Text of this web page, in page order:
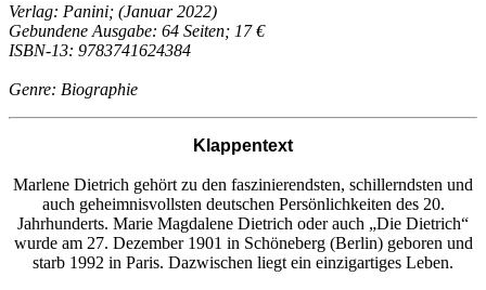
Verlag: Panini; (Januar 2022)
Gebundene Ausgabe: 64 Seiten; 17 €
ISBN-13: 9783741624384
Genre: Biographie
Klappentext
Marlene Dietrich gehört zu den faszinierendsten, schillerndsten und
auch geheimnisvollsten deutschen Persönlichkeiten des 20.
Jahrhunderts. Marie Magdalene Dietrich oder auch „Die Dietrich“
wurde am 27. Dezember 1901 in Schöneberg (Berlin) geboren und
starb 1992 in Paris. Dazwischen liegt ein einzigartiges Leben.